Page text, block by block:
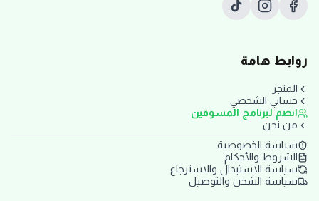
روابط هامة
المتجر
حسابي الشخصي
انضم لبرنامج المسوقين
من نحن
سياسة الخصوصية
الشروط والأحكام
سياسة الاستبدال والاسترجاع
سياسة الشحن والتوصيل